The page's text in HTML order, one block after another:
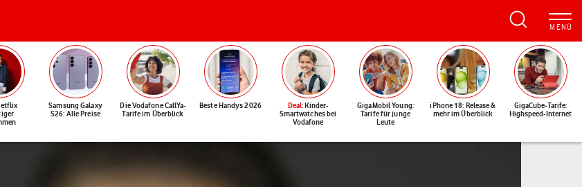
Samsung Galaxy
S26: Alle Preise
Die Vodafone CallYa-
Tarife im Überblick
Beste Handys 2026 Deal: Kinder-
Smartwatches bei
Vodafone
GigaMobil Young:
Tarife für junge
Leute
iPhone 18: Release &
mehr im Überblick
GigaCube-Tarife:
Highspeed-Internet